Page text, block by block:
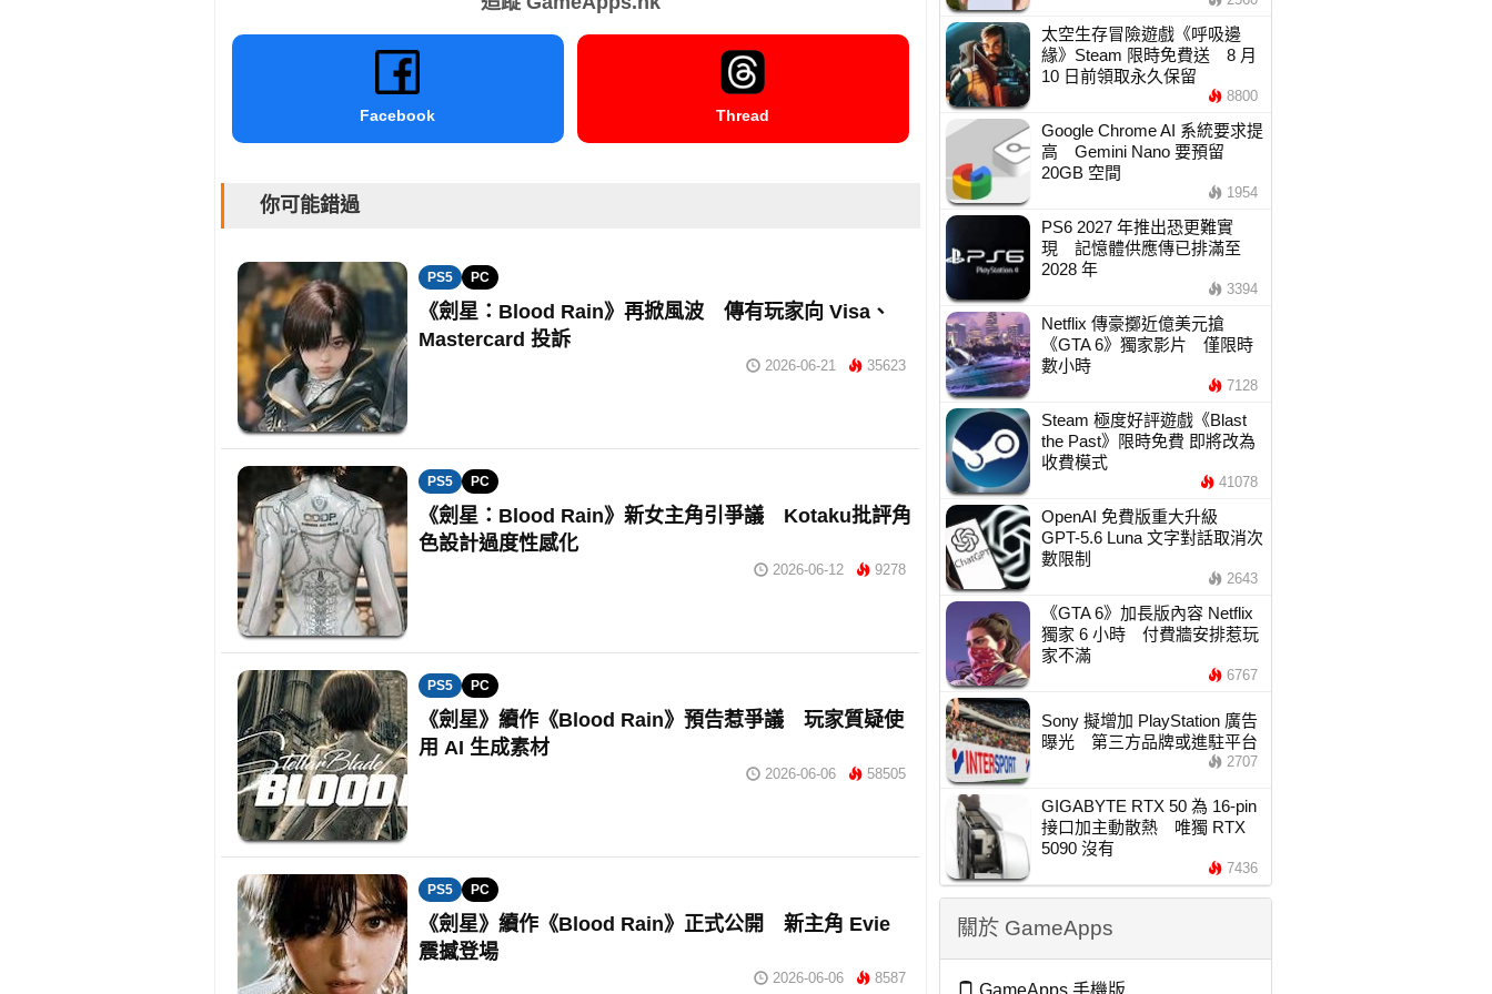
Facebook Thread
你可能錯過
PS5 PC
《劍星：Blood Rain》再掀風波 傳有玩家向 Visa、
Mastercard 投訴
2026-06-21 35623
PS5 PC
《劍星：Blood Rain》新女主角引爭議 Kotaku批評角
色設計過度性感化
2026-06-12 9278
PS5 PC
《劍星》續作《Blood Rain》預告惹爭議 玩家質疑使
用 AI 生成素材
2026-06-06 58505
PS5 PC
《劍星》續作《Blood Rain》正式公開 新主角 Evie
震撼登場
2026-06-06 8587
太空生存冒險遊戲《呼吸邊
緣》Steam 限時免費送 8 月
10 日前領取永久保留
8800
Google Chrome AI 系統要求提
高 Gemini Nano 要預留
20GB 空間
1954
PS6 2027 年推出恐更難實
現 記憶體供應傳已排滿至
2028 年
3394
Netflix 傳豪擲近億美元搶
《GTA 6》獨家影片 僅限時
數小時
7128
Steam 極度好評遊戲《Blast
the Past》限時免費 即將改為
收費模式
41078
OpenAI 免費版重大升級
GPT-5.6 Luna 文字對話取消次
數限制
2643
《GTA 6》加長版內容 Netflix
獨家 6 小時 付費牆安排惹玩
家不滿
6767
Sony 擬增加 PlayStation 廣告
曝光 第三方品牌或進駐平台
2707
GIGABYTE RTX 50 為 16-pin
接口加主動散熱 唯獨 RTX
5090 沒有
7436
關於 GameApps
GameApps 手機版